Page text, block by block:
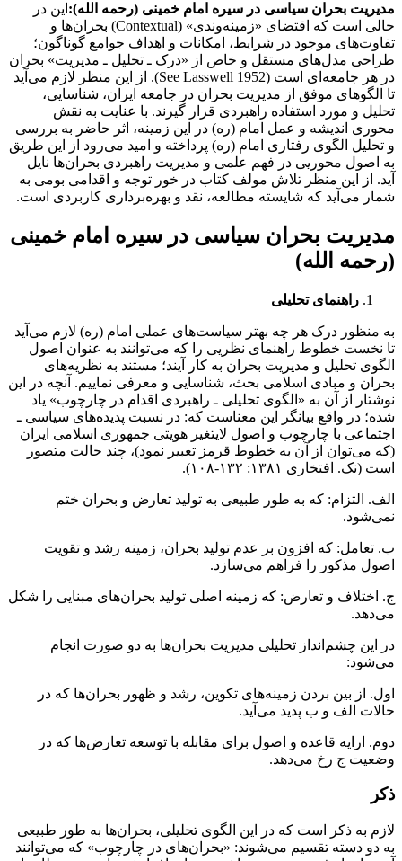
مدیریت بحران سیاسی در سیره امام خمینی (رحمه الله): این در
حالی است که اقتضای «زمینه‌وندی» (Contextual) بحران‌ها و
تفاوت‌های موجود در شرایط، امکانات و اهداف جوامع گوناگون؛
طراحی مدل‌های مستقل و خاص از «درک ـ تحلیل ـ مدیریت» بحران
در هر جامعه‌ای است (See Lasswell 1952). از این منظر لازم می‌آید
تا الگوهای موفق از مدیریت بحران در جامعه ایران، شناسایی،
تحلیل و مورد استفاده راهبردی قرار گیرند. با عنایت به نقش
محوری اندیشه و عمل امام (ره) در این زمینه، اثر حاضر به بررسی
و تحلیل الگوی رفتاری امام (ره) پرداخته و امید می‌رود از این طریق
به اصول محوریی در فهم علمی و مدیریت راهبردی بحران‌ها نایل
آید. از این منظر تلاش مولف کتاب در خور توجه و اقدامی بومی به
شمار می‌آید که شایسته مطالعه، نقد و بهره‌برداری کاربردی است.
مدیریت بحران سیاسی در سیره امام خمینی
(رحمه الله)
راهنمای تحلیلی
به منظور درک هر چه بهتر سیاست‌های عملی امام (ره) لازم می‌آید
تا نخست خطوط راهنمای نظریی را که می‌توانند به عنوان اصول
الگوی تحلیل و مدیریت بحران به کار آیند؛ مستند به نظریه‌های
بحران و مبادی اسلامی بحث، شناسایی و معرفی نماییم. آنچه در این
نوشتار از آن به «الگوی تحلیلی ـ راهبردی اقدام در چارچوب» یاد
شده؛ در واقع بیانگر این معناست که: در نسبت پدیده‌های سیاسی ـ
اجتماعی با چارچوب و اصول لایتغیر هویتی جمهوری اسلامی ایران
(که می‌توان از آن به خطوط قرمز تعبیر نمود)، چند حالت متصور
است (نک. افتخاری ۱۳۸۱: ۱۳۲-۱۰۸).
الف. التزام: که به طور طبیعی به تولید تعارض و بحران ختم
نمی‌شود.
ب. تعامل: که افزون بر عدم تولید بحران، زمینه رشد و تقویت
اصول مذکور را فراهم می‌سازد.
ج. اختلاف و تعارض: که زمینه اصلی تولید بحران‌های مبنایی را شکل
می‌دهد.
در این چشم‌انداز تحلیلی مدیریت بحران‌ها به دو صورت انجام
می‌شود:
اول. از بین بردن زمینه‌های تکوین، رشد و ظهور بحران‌ها که در
حالات الف و ب پدید می‌آید.
دوم. ارایه قاعده و اصول برای مقابله با توسعه تعارض‌ها که در
وضعیت ج رخ می‌دهد.
ذکر
لازم به ذکر است که در این الگوی تحلیلی، بحران‌ها به طور طبیعی
به دو دسته تقسیم می‌شوند: «بحران‌های در چارچوب» که می‌توانند